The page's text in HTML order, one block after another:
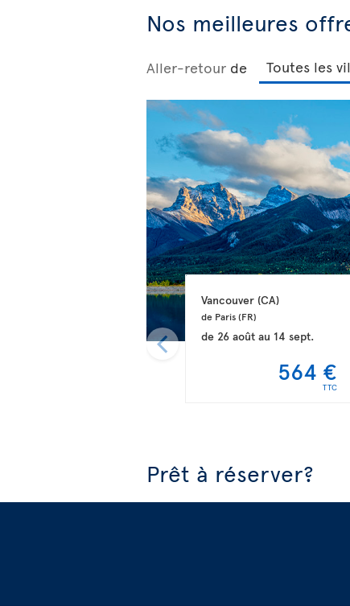
Nos meilleures
Aller-retour de
Vancouver (CA)
de Paris (FR)
de 26 aoûtau 14 sept.
564 €
TTC
Prêt à réserver?